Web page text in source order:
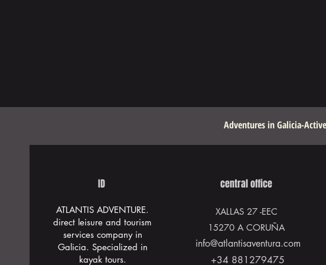
Adventures in Galicia-
ID
ATLANTIS ADVENTURE.
direct leisure and tourism
services company in
Galicia. Specialized in
kayak tours.
central office
XALLAS 27 -EEC
15270 A CORUÑA
info@atlantisaventura.com
+34 881279475